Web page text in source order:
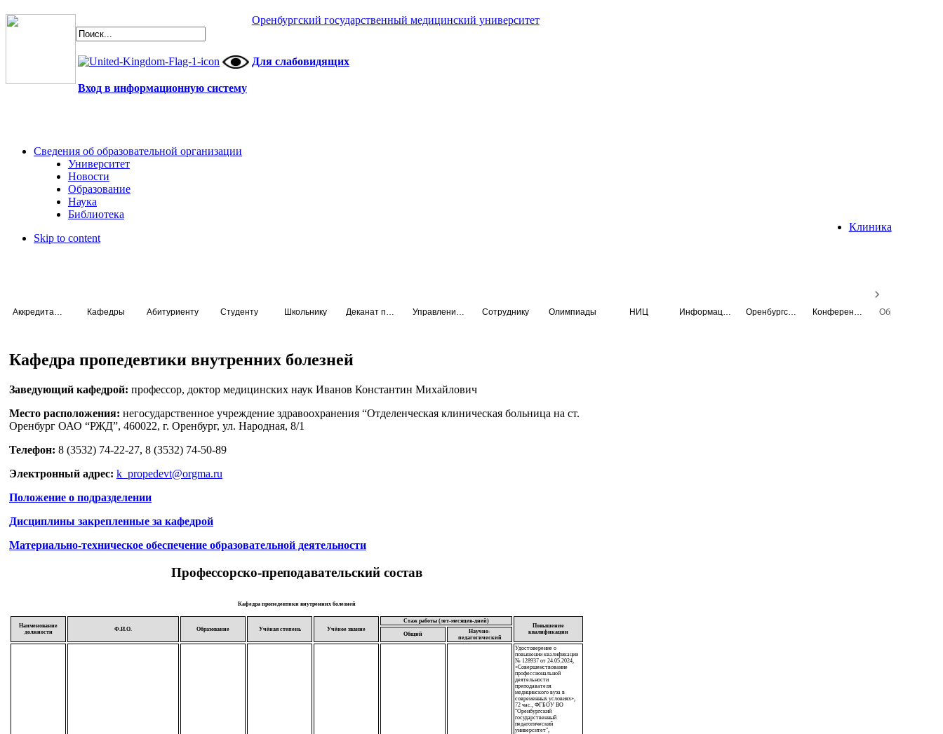
Оренбургский государственный медицинский университет
Для слабовидящих
Вход в информационную систему
Сведения об образовательной организации
Университет
Новости
Образование
Наука
Библиотека
Клиника
Skip to content
Кафедры Абитуриенту Студенту Школьнику Сотруднику Олимпиады НИЦ
Кафедра пропедевтики внутренних болезней
Заведующий кафедрой: профессор, доктор медицинских наук Иванов Константин Михайлович
Место расположения: негосударственное учреждение здравоохранения “Отделенческая клиническая больница на ст.
Оренбург ОАО “РЖД”, 460022, г. Оренбург, ул. Народная, 8/1
Телефон: 8 (3532) 74-22-27, 8 (3532) 74-50-89
Электронный адрес: k_propedevt@orgma.ru
Положение о подразделении
Дисциплины закрепленные за кафедрой
Материально-техническое обеспечение образовательной деятельности
Профессорско-преподавательский состав
Кафедра пропедевтики внутренних болезней
Наименование
должности
Ф.И.О. Образование Учёная степень Учёное звание
Стаж работы (лет-месяцев-дней)
Повышение
квалификации
Общий
Научно-
педагогический
Удостоверение о
повышении квалификации
№ 128937 от 24.05.2024,
«Совершенствование
профессиональной
деятельности
преподавателя
медицинского вуза в
современных условиях»,
72 час., ФГБОУ ВО
"Оренбургский
государственный
педагогический
университет",